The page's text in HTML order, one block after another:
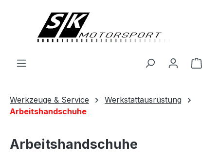
Werkzeuge & Service
Werkstattausrüstung
Arbeitshandschuhe
Arbeitshandschuhe